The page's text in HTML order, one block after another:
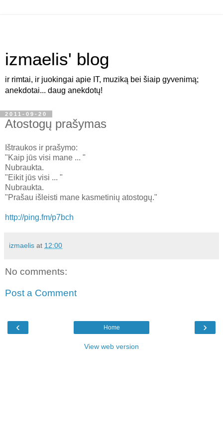
izmaelis' blog
ir rimtai, ir juokingai apie IT, muziką bei šiaip gyvenimą;
anekdotai... daug anekdotų!
2011-09-20
Atostogų prašymas
Ištraukos ir prašymo:
"Kaip jūs visi mane ... "
Nubraukta.
"Eikit jūs visi ... "
Nubraukta.
"Prašau išleisti mane kasmetinių atostogų."
http://ping.fm/p7bch
izmaelis at 12:00
No comments:
Post a Comment
‹ ›
Home
View web version